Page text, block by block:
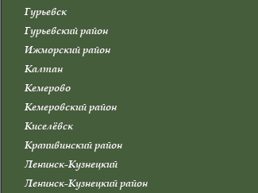
Гурьевск
Гурьевский район
Ижморский район
Калтан
Кемерово
Кемеровский район
Киселёвск
Крапивинский район
Ленинск-Кузнецкий
Ленинск-Кузнецкий район